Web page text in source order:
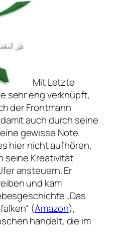
MitLetzte
sehr eng verknüpft,
der Frontmann
auch durch seine
gewisse Note.
hier nicht aufhören,
seine Kreativität
ansteuern. Er
und kam
„Das
(Amazon),
handelt, die im